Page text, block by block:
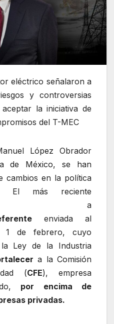
eléctrico señalaron a
y controversias
la iniciativa de
del T-MEC
López Obrador
de México, se han
cambios en la política
El más reciente
a
enviada al
1 de febrero, cuyo
Ley de la Industria
a la Comisión
(CFE), empresa
por encima de
privadas.